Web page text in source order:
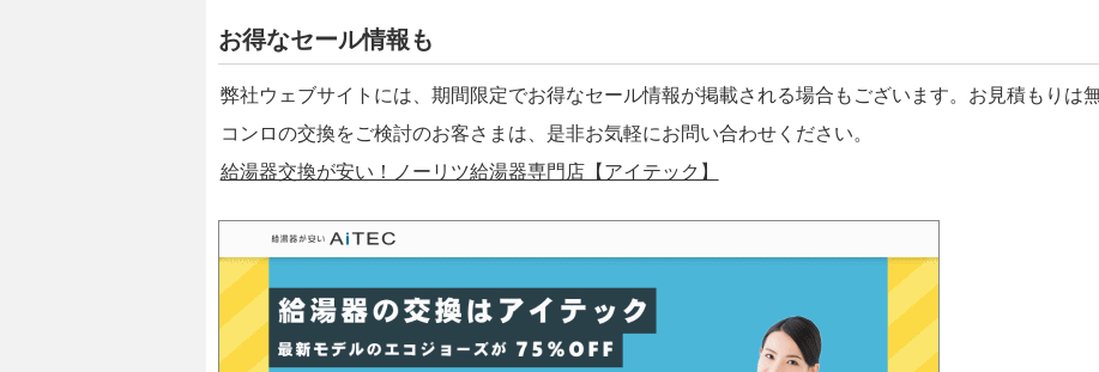
お得なセール情報も
弊社ウェブサイトには、期間限定でお得なセール情報が掲載される場合もございます。お見積もりは
コンロの交換をご検討のお客さまは、是非お気軽にお問い合わせください。
給湯器交換が安い！ノーリツ給湯器専門店【アイテック】